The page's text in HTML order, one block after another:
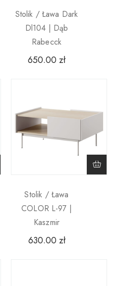
Stolik / Ława Dark
Dl104 | Dąb
Rabecck
650.00 zł
Stolik / Ława
COLOR L-97 |
Kaszmir
630.00 zł